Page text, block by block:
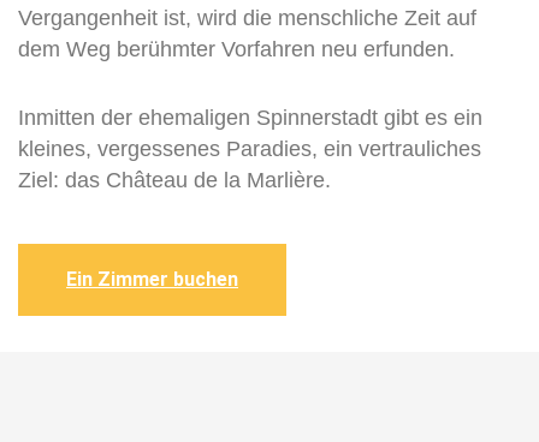
Vergangenheit ist, wird die menschliche Zeit auf
dem Weg berühmter Vorfahren neu erfunden.
Inmitten der ehemaligen Spinnerstadt gibt es ein
kleines, vergessenes Paradies, ein vertrauliches
Ziel: das Château de la Marlière.
Ein Zimmer buchen